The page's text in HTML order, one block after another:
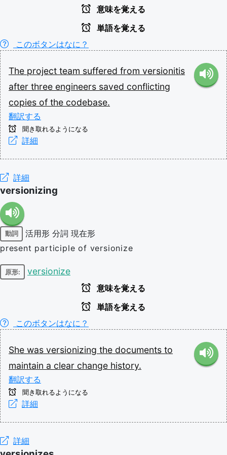
意味を覚える
単語を覚える
このボタンはなに？
The project team suffered from versionitis
after three engineers saved conflicting
copies of the codebase.
翻訳する
聞き取れるようになる
詳細
詳細
versionizing
動詞 活用形 分詞 現在形
present participle of versionize
原形: versionize
意味を覚える
単語を覚える
このボタンはなに？
She was versionizing the documents to
maintain a clear change history.
翻訳する
聞き取れるようになる
詳細
詳細